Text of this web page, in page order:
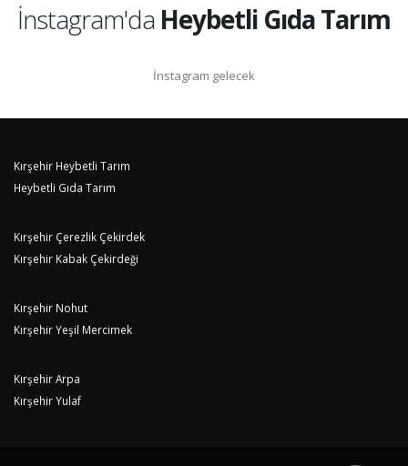
İnstagram'da Heybetli Gıda Tarım
İnstagram gelecek
Kırşehir Heybetli Tarım
Heybetli Gıda Tarım
Kırşehir Çerezlik Çekirdek
Kırşehir Kabak Çekirdeği
Kırşehir Nohut
Kırşehir Yeşil Mercimek
Kırşehir Arpa
Kırşehir Yulaf